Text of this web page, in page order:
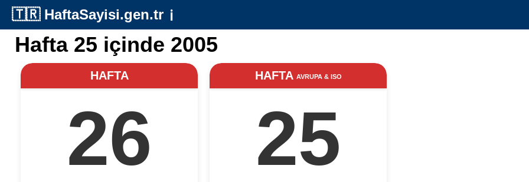
🇹🇷 HaftaSayisi.gen.tr ℹ️
Hafta 25 içinde 2005
HAFTA
26
HAFTA AVRUPA & ISO
25